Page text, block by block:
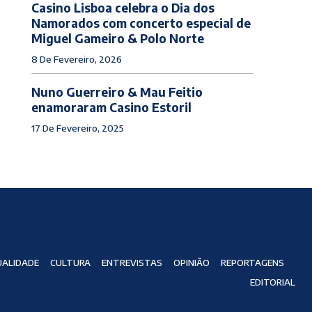
Casino Lisboa celebra o Dia dos
Namorados com concerto especial de
Miguel Gameiro & Polo Norte
8 De Fevereiro, 2026
Nuno Guerreiro & Mau Feitio
enamoraram Casino Estoril
17 De Fevereiro, 2025
CULTURA ENTREVISTAS OPINIÃO
REPORTAGENS
EDITORIAL